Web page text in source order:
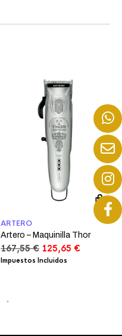
ARTERO
Artero – Maquinilla Thor
167,55€ El
precio
125,65 €El
Impuestos Incluidos